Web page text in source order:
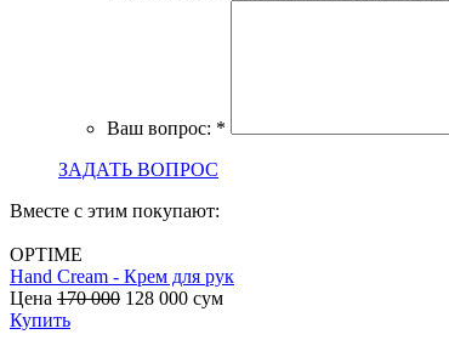
Ваш вопрос: *
ЗАДАТЬ ВОПРОС
Вместе с этим покупают:
OPTIME
Hand Cream - Крем для рук
Цена 170 000 128 000 сум
Купить